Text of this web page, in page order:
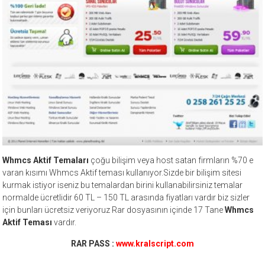
Whmcs Aktif Temaları çoğu bilişim veya host satan firmların %70 e
varan kısımı Whmcs Aktif teması kullanıyor.Sizde bir bilişim sitesi
kurmak istiyor iseniz bu temalardan birini kullanabilirsiniz temalar
normalde ücretlidir 60 TL – 150 TL arasında fiyatları vardır biz sizler
için bunları ücretsiz veriyoruz Rar dosyasının içinde 17 TaneWhmcs
Aktif Teması vardır.
RAR PASS : www.kralscript.com